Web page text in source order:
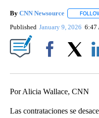
By CNN Newsource
Published January 9, 2026 6:47
Por Alicia Wallace, CNN
Las contrataciones se